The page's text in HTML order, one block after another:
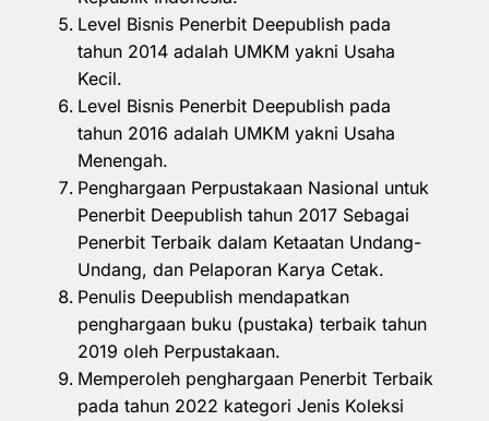
Level Bisnis Penerbit Deepublish pada
tahun 2014 adalah UMKM yakni Usaha
Kecil.
Level Bisnis Penerbit Deepublish pada
tahun 2016 adalah UMKM yakni Usaha
Menengah.
Penghargaan Perpustakaan Nasional untuk
Penerbit Deepublish tahun 2017 Sebagai
Penerbit Terbaik dalam Ketaatan Undang-
Undang, dan Pelaporan Karya Cetak.
Penulis Deepublish mendapatkan
penghargaan buku (pustaka) terbaik tahun
2019 oleh Perpustakaan.
Memperoleh penghargaan Penerbit Terbaik
pada tahun 2022 kategori Jenis Koleksi